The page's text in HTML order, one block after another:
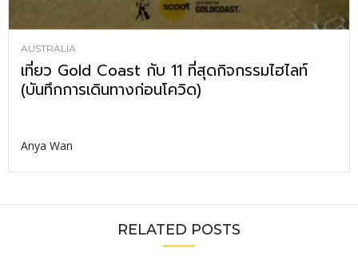
AUSTRALIA
เที่ยว Gold Coast กับ 11 ที่สุดกิจกรรมไฮไลท์
(บันทึกการเดินทางก่อนโควิด)
Anya Wan
RELATED POSTS